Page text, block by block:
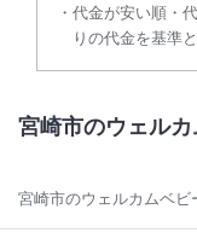
代金が安い順・
りの代金を基準
宮崎市のウェル
宮崎市のウェルカムベビ